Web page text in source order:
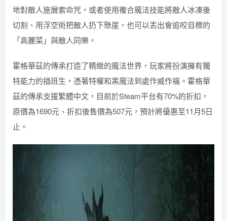
地對敵人施展索命咒，或者使用複合魔法技能將敵人冰凍後
切割、用浮空術把敵人扔下懸崖，也可以丟出會追咬目標的
「高麗菜」與敵人同樂。
霍格華茲的傳承打造了精緻的魔法世界，玩家將扮演擁有獨
特能力的插班生，憑著特權和黑魔法到處作威作福。霍格華
茲的傳承支援繁體中文，目前於Steam平台有70%的折扣，
原價為1690元、折扣後售價為507元，預計將優惠至11月5日
止。